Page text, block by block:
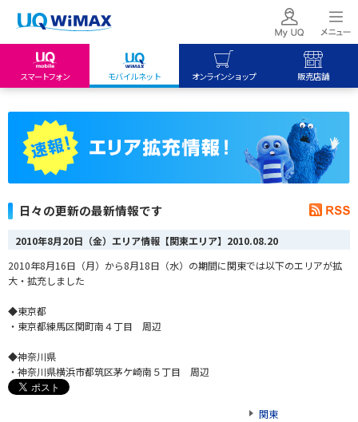
スマートフォン モバイルネット オンラインショップ 販売店舗
My UQ mobile
UQ mobile
UQ WiMAX
UQ WiMAX
日々の更新の最新情報です
2010年8月20日（金）エリア情報【関東エリア】 2010.08.20
2010年8月16日（月）から8月18日（水）の期間に関東では以下のエリアが拡
大・拡充しました
◆東京都
・東京都練馬区関町南４丁目 周辺
◆神奈川県
・神奈川県横浜市都筑区茅ケ崎南５丁目 周辺
関東